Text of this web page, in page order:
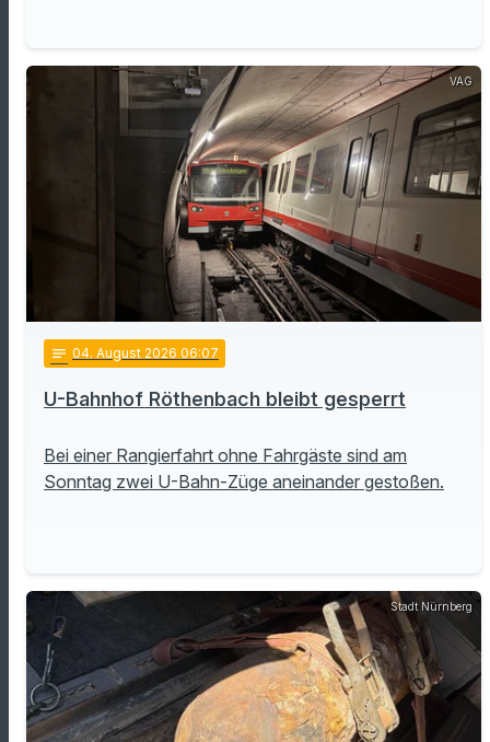
VAG
notes 04. August 2026 06:07
U-Bahnhof Röthenbach bleibt gesperrt
Bei einer Rangierfahrt ohne Fahrgäste sind am
Sonntag zwei U-Bahn-Züge aneinander gestoßen.
Stadt Nürnberg